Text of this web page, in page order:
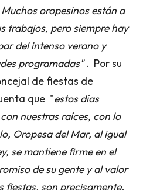
oropesinos están a
trabajos, pero siempre hay
del intenso verano y
programadas". Por su
de fiestas de
que "estos días
nuestras raíces, con lo
Oropesa del Mar, al igual
se mantiene firme en el
de su gente y al valor
fiestas, son precisamente,